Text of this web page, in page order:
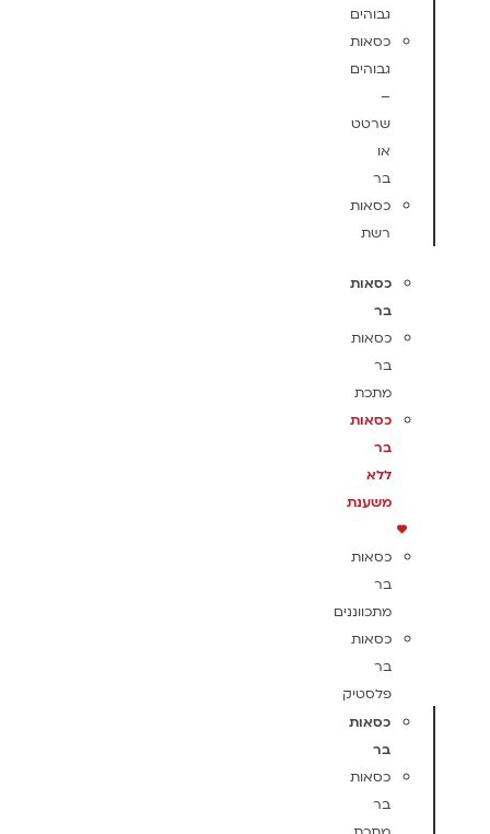
גבוהים
כסאות
גבוהים
–
שרטט
או
בר
כסאות
רשת
כסאות
בר
כסאות
בר
מתכת
כסאות
בר
ללא
משענת
כסאות
בר
מתכווננים
כסאות
בר
פלסטיק
כסאות
בר
כסאות
בר